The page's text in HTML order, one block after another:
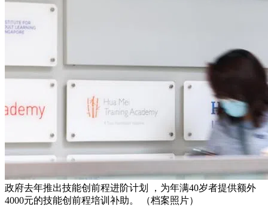
政府去年推出技能创前程进阶计划 ，为年满40岁者提供额外
4000元的技能创前程培训补助。 （档案照片）